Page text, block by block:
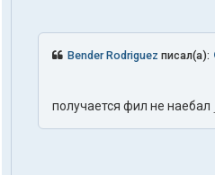
Bender Rodriguez писал(а):
получается фил не наебал